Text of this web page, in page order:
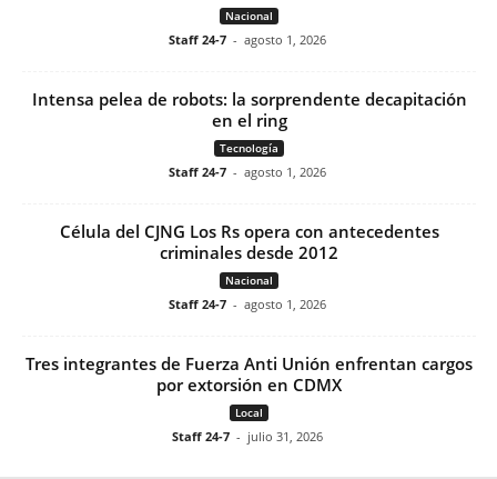
Nacional
Staff 24-7 - agosto 1, 2026
Intensa pelea de robots: la sorprendente decapitación
en el ring
Tecnología
Staff 24-7 - agosto 1, 2026
Célula del CJNG Los Rs opera con antecedentes
criminales desde 2012
Nacional
Staff 24-7 - agosto 1, 2026
Tres integrantes de Fuerza Anti Unión enfrentan cargos
por extorsión en CDMX
Local
Staff 24-7 - julio 31, 2026